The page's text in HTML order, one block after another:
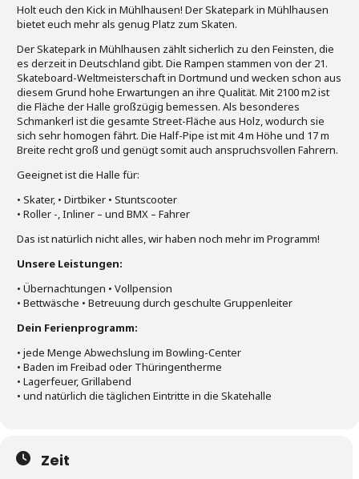
Holt euch den Kick in Mühlhausen! Der Skatepark in Mühlhausen
bietet euch mehr als genug Platz zum Skaten.
Der Skatepark in Mühlhausen zählt sicherlich zu den Feinsten, die
es derzeit in Deutschland gibt. Die Rampen stammen von der 21.
Skateboard-Weltmeisterschaft in Dortmund und wecken schon aus
diesem Grund hohe Erwartungen an ihre Qualität. Mit 2100 m2 ist
die Fläche der Halle großzügig bemessen. Als besonderes
Schmankerl ist die gesamte Street-Fläche aus Holz, wodurch sie
sich sehr homogen fährt. Die Half-Pipe ist mit 4 m Höhe und 17 m
Breite recht groß und genügt somit auch anspruchsvollen Fahrern.
Geeignet ist die Halle für:
• Skater, • Dirtbiker • Stuntscooter
• Roller -, Inliner – und BMX – Fahrer
Das ist natürlich nicht alles, wir haben noch mehr im Programm!
Unsere Leistungen:
• Übernachtungen • Vollpension
• Bettwäsche • Betreuung durch geschulte Gruppenleiter
Dein Ferienprogramm:
• jede Menge Abwechslung im Bowling-Center
• Baden im Freibad oder Thüringentherme
• Lagerfeuer, Grillabend
• und natürlich die täglichen Eintritte in die Skatehalle
Zeit